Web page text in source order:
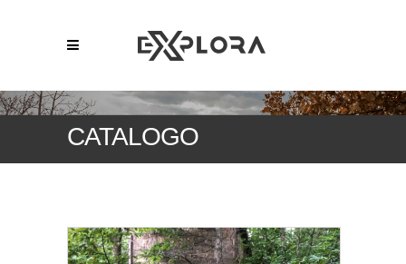
CATALOGO